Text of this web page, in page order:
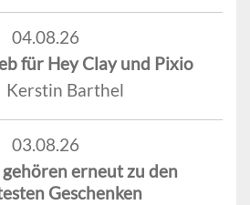
04.08.26
für Hey Clay und Pixio
Kerstin Barthel
03.08.26
erneut zu den
Geschenken